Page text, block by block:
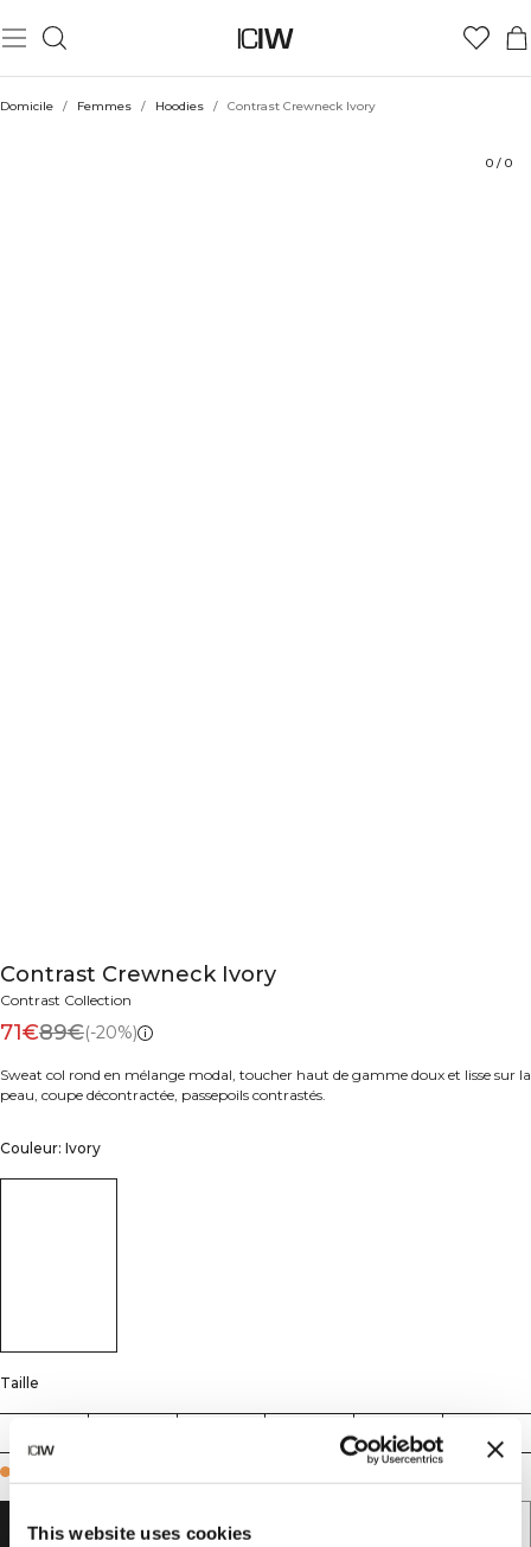
This website uses cookies
Domicile / Femmes / Hoodies / Contrast Crewneck Ivory
0 / 0
Contrast Crewneck Ivory
Contrast Collection
71€89€(-20%)
Sweat col rond en mélange modal, toucher haut de gamme doux et lisse sur la
peau, coupe décontractée, passepoils contrastés.
Couleur: Ivory
Taille
XL
AJOUTER AU PANIER